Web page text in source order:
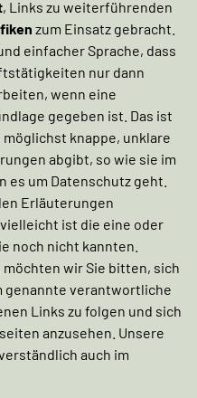
, Links zu weiterführenden
zum Einsatz gebracht.
einfacher Sprache, dass
nur dann
wenn eine
gegeben ist. Das ist
knappe, unklare
abgibt, so wie sie im
um Datenschutz geht.
Erläuterungen
ist die eine oder
noch nicht kannten.
wir Sie bitten, sich
genannte verantwortliche
Links zu folgen und sich
anzusehen. Unsere
auch im